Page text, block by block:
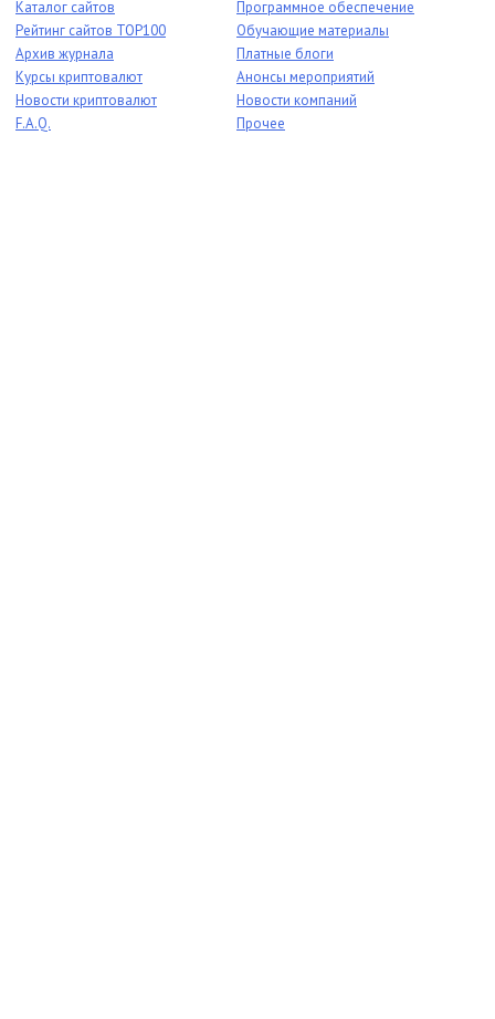
Каталог сайтов
Рейтинг сайтов TOP100
Архив журнала
Курсы криптовалют
Новости криптовалют
F.A.Q.
Программное обеспечение
Обучающие материалы
Платные блоги
Анонсы мероприятий
Новости компаний
Прочее